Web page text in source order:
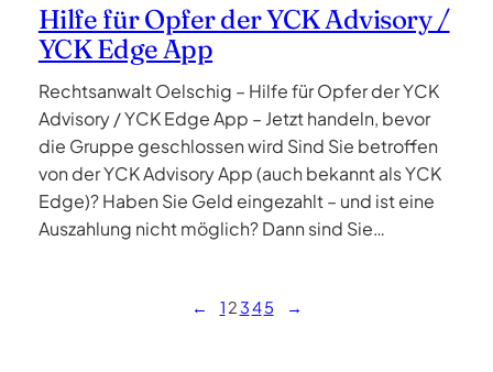
Hilfe für Opfer der YCK Advisory /
YCK Edge App
Rechtsanwalt Oelschig – Hilfe für Opfer der YCK
Advisory / YCK Edge App – Jetzt handeln, bevor
die Gruppe geschlossen wird Sind Sie betroffen
von der YCK Advisory App (auch bekannt als YCK
Edge)? Haben Sie Geld eingezahlt – und ist eine
Auszahlung nicht möglich? Dann sind Sie…
← 1 2 345 →